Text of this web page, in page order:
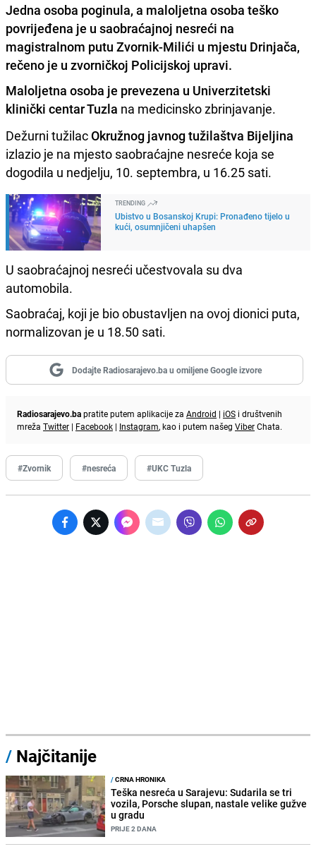
Jedna osoba poginula, a maloljetna osoba teško
povrijeđena je u saobraćajnoj nesreći na
magistralnom putu Zvornik-Milići u mjestu Drinjača,
rečeno je u zvorničkoj Policijskoj upravi.
Maloljetna osoba je prevezena u Univerzitetski
klinički centar Tuzla na medicinsko zbrinjavanje.
Dežurni tužilacOkružnog javnog tužilaštva Bijeljina
izlazio je na mjesto saobraćajne nesreće koja se
dogodila u nedjelju, 10. septembra, u 16.25 sati.
TRENDING
Ubistvo u Bosanskoj Krupi: Pronađeno tijelo u
kući, osumnjičeni uhapšen
U saobraćajnoj nesreći učestvovala su dva
automobila.
Saobraćaj, koji je bio obustavljen na ovoj dionici puta,
normalizovan je u 18.50 sati.
Dodajte Radiosarajevo.ba u omiljene Google izvore
Radiosarajevo.bapratite putem aplikacije za Android | iOS i društvenih
mreža Twitter | Facebook | Instagram, kao i putem našeg ViberChata.
#Zvornik #nesreća #UKC Tuzla
/ Najčitanije
/CRNA HRONIKA
Teška nesreća u Sarajevu: Sudarila se tri
vozila, Porsche slupan, nastale velike gužve
u gradu
PRIJE 2 DANA